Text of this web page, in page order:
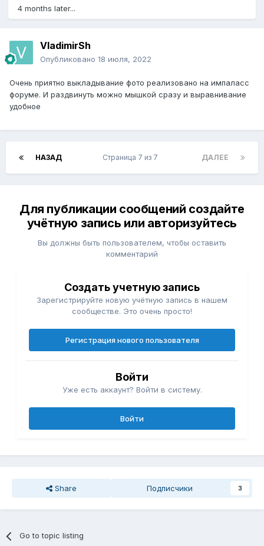
4 months later...
VladimirSh
Опубликовано 18 июля, 2022
Очень приятно выкладывание фото реализовано на импаласс
форуме. И раздвинуть можно мышкой сразу и выравнивание
удобное
НАЗАД ДАЛЕЕ
Страница 7 из 7
Для публикации сообщений создайте
учётную запись или авторизуйтесь
Вы должны быть пользователем, чтобы оставить
комментарий
Создать учетную запись
Зарегистрируйте новую учётную запись в нашем
сообществе. Это очень просто!
Регистрация нового пользователя
Войти
Уже есть аккаунт? Войти в систему.
Войти
Share Подписчики 3
Go to topic listing